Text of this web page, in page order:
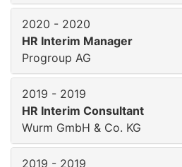
2020 - 2020
HR Interim Manager
Progroup AG
2019 - 2019
HR Interim Consultant
Wurm GmbH & Co. KG
2019 - 2019